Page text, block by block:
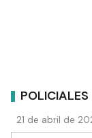
POLICIALES
21 de abril de